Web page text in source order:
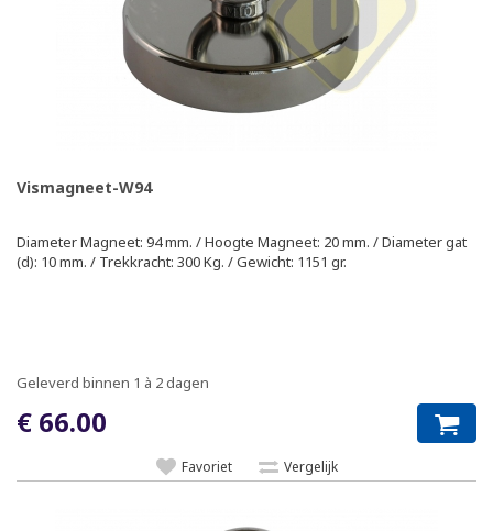
Vismagneet-W94
Diameter Magneet: 94 mm. / Hoogte Magneet: 20 mm. / Diameter gat
(d): 10 mm. / Trekkracht: 300 Kg. / Gewicht: 1151 gr.
Geleverd binnen 1 à 2 dagen
€ 66.00
Favoriet Vergelijk